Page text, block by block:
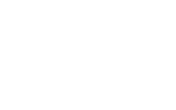
させていただ
了承ください。
き作成されるも
1000ppm以下、
下、フタル酸ジブチ
貨物等」とい
可)を取得する
要な手段を講じ